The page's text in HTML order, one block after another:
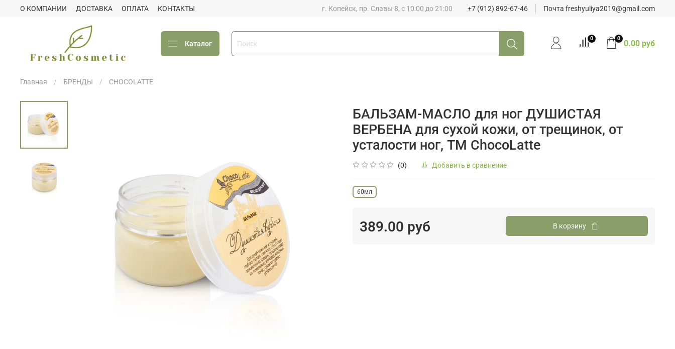
О КОМПАНИИ ДОСТАВКА ОПЛАТА КОНТАКТЫ г. Копейск, пр. Славы 8, с 10:00 до 21:00 +7 (912) 892-67-46 Почта freshyuliya2019@gmail.com
Каталог
0 0 0.00 руб
Главная БРЕНДЫ CHOCOLATTE
БАЛЬЗАМ-МАСЛО для ног ДУШИСТАЯ
ВЕРБЕНА для сухой кожи, от трещинок, от
усталости ног, ТМ ChocoLatte
(0) Добавить в сравнение
60мл
389.00 руб В корзину